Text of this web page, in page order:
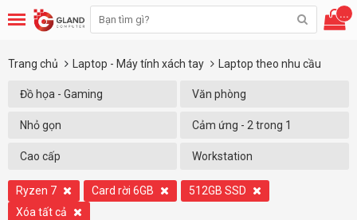
...
Trang chủ Laptop - Máy tính xách tay Laptop theo nhu cầu
Đồ họa - Gaming Văn phòng
Nhỏ gọn Cảm ứng - 2 trong 1
Cao cấp Workstation
Ryzen 7 Card rời 6GB
512GB SSD
Xóa tất cả